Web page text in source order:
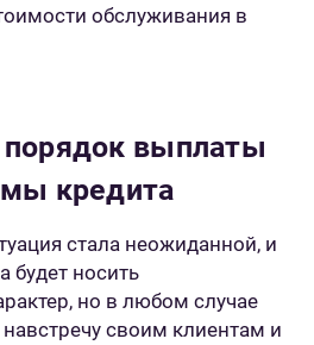
обслуживания в
выплаты
кредита
стала неожиданной, и
будет носить
но в любом случае
своим клиентам и